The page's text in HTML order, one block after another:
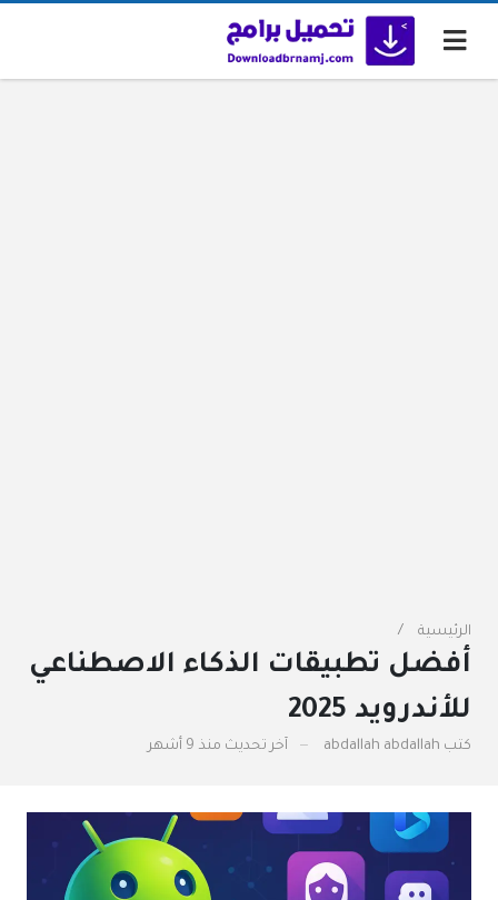
الرئيسية
أفضل تطبيقات الذكاء الاصطناعي
للأندرويد 2025
كتب abdallah abdallah آخر تحديث منذ 9 أشهر